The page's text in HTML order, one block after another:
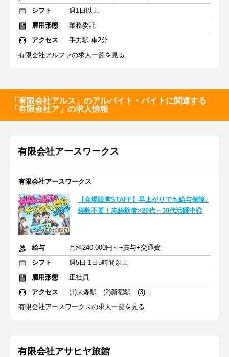
シフト
週1日以上
雇用形態
業務委託
アクセス
手力駅 車2分
有限会社アルファの求人一覧を見る
「有限会社アルス」のアルバイト・バイトに関連する
「有限会社ア」の求人情報
有限会社アースワークス
有限会社アースワークス
【会場設営STAFF】早上がりでも給与保障♪
経験不要！未経験者×20代～30代活躍中◎
給与
月給240,000円～+賞与+交通費
シフト
週5日 1日5時間以上
雇用形態
正社員
アクセス
(1)大森駅 (2)新宿駅 (3)東京駅
有限会社アースワークスの求人一覧を見る
有限会社アサヒヤ旅館